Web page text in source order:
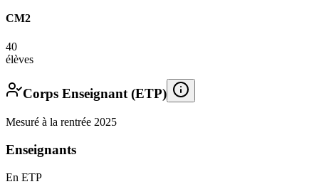
CM2
40
élèves
Corps Enseignant (ETP)
Mesuré à la rentrée 2025
Enseignants
En ETP